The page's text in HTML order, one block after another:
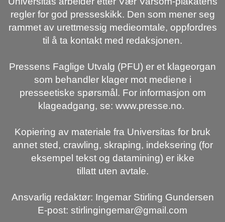
regler for god presseskikk. Den som mener seg
rammet av urettmessig medieomtale, oppfordres
til å ta kontakt med redaksjonen.
Pressens Faglige Utvalg (PFU) er et klageorgan
som behandler klager mot mediene i
presseetiske spørsmål. For informasjon om
klageadgang, se: www.presse.no.
Kopiering av materiale fra Universitas for bruk
annet sted, crawling, skraping, indeksering (for
eksempel tekst og datamining) er ikke
tillatt uten avtale.
Ansvarlig redaktør: Ingemar Stirling Gundersen
E-post: stirlingingemar@gmail.com